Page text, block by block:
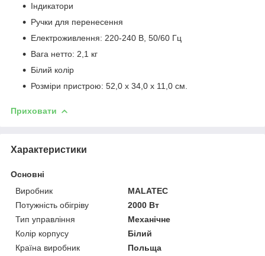
Індикатори
Ручки для перенесення
Електроживлення: 220-240 В, 50/60 Гц
Вага нетто: 2,1 кг
Білий колір
Розміри пристрою: 52,0 х 34,0 х 11,0 см.
Приховати
Характеристики
Основні
Виробник
MALATEC
Потужність обігріву
2000 Вт
Тип управління
Механічне
Колір корпусу
Білий
Країна виробник
Польща